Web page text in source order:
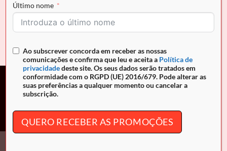
CALÇADO
Sandália Cavalinho Perla
169.90 O
preço
era:
€169.90.
€152.91O
preço
€152.91.
Campanha promocional. Descontos entre 10% e 30% nos
produtos assinalados, de 10 de Julho de 2026 até às 24h00
(Portugal continental) de 30 de Setembro de 2026.
Último nome
Ao subscrever concorda em receber as nossas
comunicações e confirma que leu e aceita a Política de
privacidadedeste site. Os seus dados serão tratados em
conformidade com o RGPD (UE) 2016/679. Pode alterar as
suas preferências a qualquer momento ou cancelar a
subscrição.
QUERO RECEBER AS PROMOÇÕES